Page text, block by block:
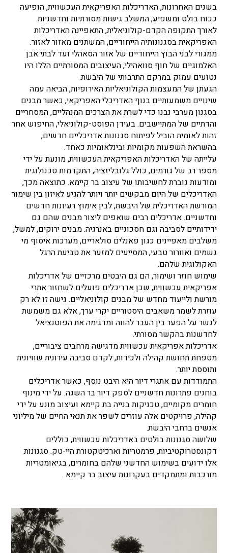
בשנים האחרונות, האדריכלות האפריקאית העכשווית, הופיעה
ככוח בולט ומשפיע, המשלב גישות מסורתיות וחדשניות.
לאורך התקופה הקדם-קולוניאלית, התאפיינה האדריכלות
האפריקאית בסגנונותיה הייחודיים, המשתנים מאזור לאזור.
ממגורי לבני הבוץ הייחודיים של אזור הסאהלי ועד לבתי אבן
האלמוגיים של חוף סוואהילי, העיצובים המסורתיים הללו היו
נטועים עמוק במרקם התרבותי של היבשת.
הגעתן של המעצמות הקולוניאליות האירופיות, הביאה עמה
שינויים משמעותיים בנוף האדריכלי האפריקאי, כאשר מבנים
בסגנון מערבי נבנו כדי לשרת את הצרכים המנהליים, המסחריים
והדתיים של המתיישבים. בעידן הפוסט-קולוניאלי, החיפוש אחר
זהות לאומית הוביל לפיתוח סגנונות אדריכליים חדשים,
בהשראת השפעות מקומיות ובינלאומיות כאחד.
עלייתה של האדריכלות האפריקאית העכשווית, מונעת על ידי
מספר רב של גורמים, כולל גלובליזציה, התקדמות טכנולוגית
ומודעות גוברת לחשיבותו של עיצוב בר קיימא. כתוצאה מכך,
האדריכלים של היום מבקשים יותר ויותר להגיע לאיזון בין שימור
המורשת האדריכלית של היבשת, לבין אימוץ רעיונות חדשים
וחדשניים. אדריכלים רבים שואפים ליצור מבנים שהם גם
ידידותיים לסביבה וגם חסכוניים באנרגיה. מבנים ירוקים, למשל,
משלבים מאפיינים כגון פאנלים סולאריים, מערכות איסוף מי
גשמים ואוורור טבעי, המסייעים למזער את טביעת הרגל
האקולוגית שלהם.
שימוש חוזר ושימור, הם גם היבטים מרכזיים של אדריכלות
אפריקאית עכשווית, שכן אדריכלים פועלים לשחזור אתרי
מורשת ולייעוד מחדש של מבנים קולוניאליים. גישה זו לא רק
עוזרת לשמר משאבים היסטוריים יקרי ערך, אלא גם משמשת
לגשר על הפער בין העבר להווה ומדגימה את הפוטנציאל
לחדשנות בהקשר מסורתי.
אדריכלות אפריקאית עכשווית מדגישה מרחבים ציבוריים,
מטפחת תחושת קהילה ולכידות, לקדם סביבה עירונית שוויונית
ותוססת יותר.
התמודדות עם אתגרי דיור היא היבט נוסף, כאשר אדריכלים
בוחנים פתרונות חדשניים לספק דיור בר השגה. על ידי מינוף
חומרים מקומיים, טכניקות בנייה בת קיימא ועיצוב מונע על ידי
קהילה, פרויקטים אלה עוזרים לשפר את תנאי החיים של מיליוני
אנשים ברחבי היבשת.
שלושה סגנונות בולטים באדריכלות עכשווית, כוללים
דקונסטרוקטיביות, פרמטריות וארכיטקטורת היי-טק. סגנונות
אלו ידועים בשימוש החדשני שלהם בחומרים, בגיאומטריות
מורכבות ומתמקדים בעקרונות עיצוב בר קיימא.